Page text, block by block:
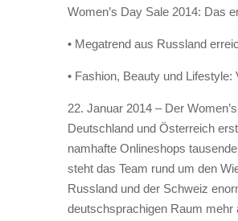
Women’s Day Sale 2014: Das
• Megatrend aus Russland
• Fashion, Beauty und
22. Januar 2014 – Der
Deutschland und Österreich
namhafte Onlineshops
steht das Team rund um den
Russland und der Schweiz
deutschsprachigen Raum mehr